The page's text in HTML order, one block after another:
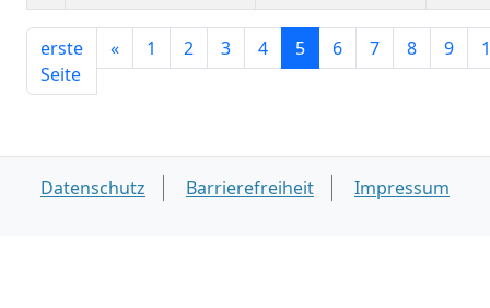
erste
Seite
« 1 2 3 4 5 6 7 8 9
Datenschutz Barrierefreiheit Impressum